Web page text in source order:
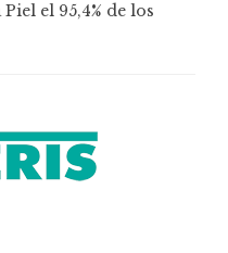
el 95,4% de los